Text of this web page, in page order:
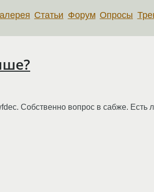
Статьи Форум Опросы
Собственно вопрос в сабже. Есть